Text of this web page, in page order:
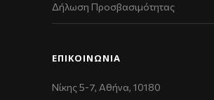
Δήλωση Προσβασιμότητας
ΕΠΙΚΟΙΝΩΝΊΑ
Νίκης 5-7, Αθήνα, 10180